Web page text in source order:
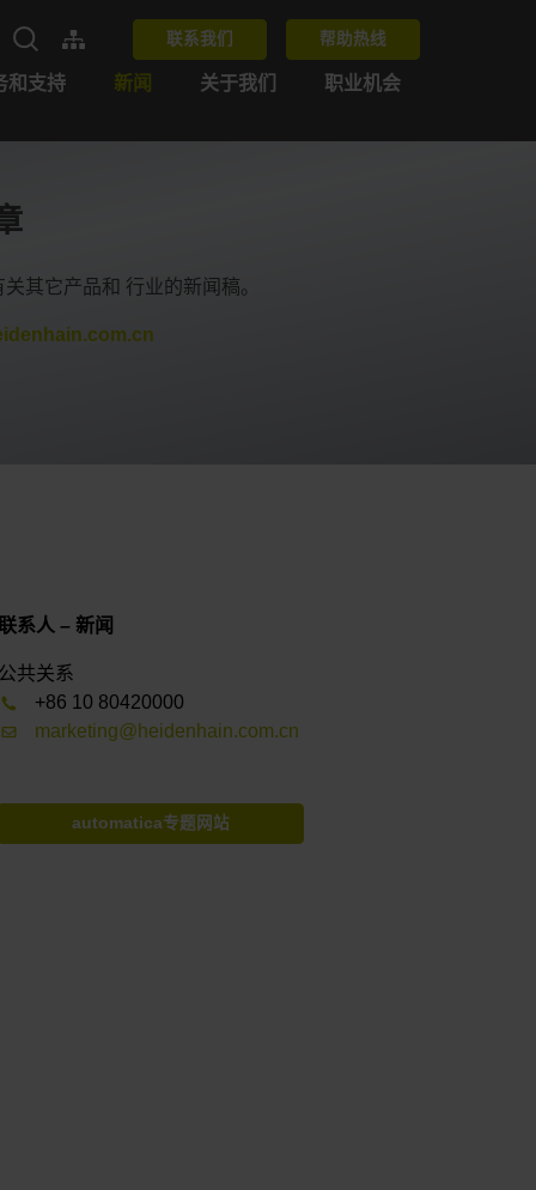
联系我们 帮助热线
和支持 新闻 关于我们 职业机会
其它产品和 行业的新闻稿。
联系人 – 新闻
公共关系
+86 10 80420000
marketing@heidenhain.com.cn
automatica专题网站